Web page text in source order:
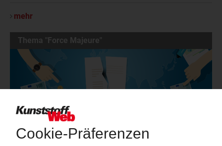
mehr
Thema "Force Majeure"
Force Majeure in der Kunststoffindustrie
Fragen und Antworten: Was Kunst­stoff­verarbeiter wissen müssen,